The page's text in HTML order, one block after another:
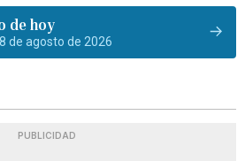
de hoy
de agosto de 2026
PUBLICIDAD